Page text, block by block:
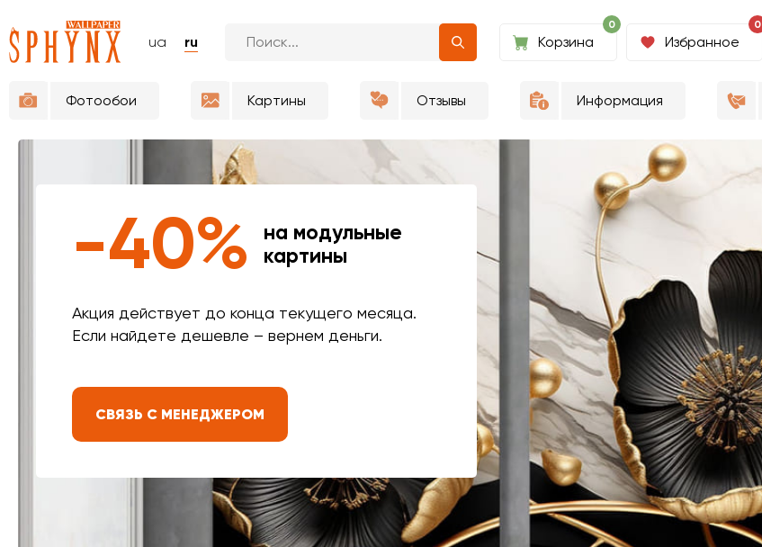
ua ru
0
Корзина
0
Избранное
Фотообои Картины Отзывы Информация
-40%
на модульные
картины
Акция действует до конца текущего месяца.
Если найдете дешевле – вернем деньги.
СВЯЗЬ С МЕНЕДЖЕРОМ